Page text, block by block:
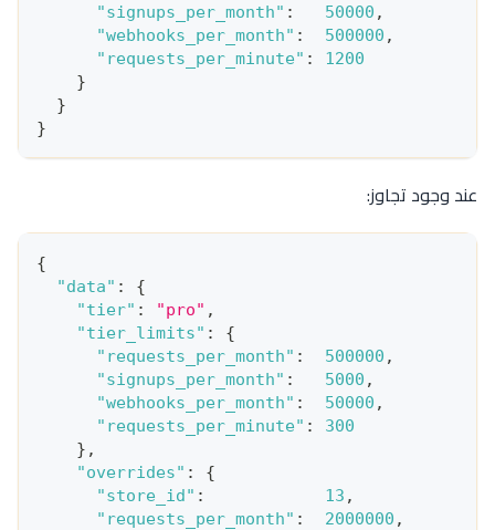
"signups_per_month" : 50000 ,
"webhooks_per_month" : 500000 ,
"requests_per_minute" :
1200
}
}
}
عند وجود تجاوز:
{
"data" :
{
"tier" : "pro" ,
"tier_limits" :
{
"requests_per_month" : 500000 ,
"signups_per_month" : 5000 ,
"webhooks_per_month" : 50000 ,
"requests_per_minute" :
300
} ,
"overrides" :
{
"store_id" : 13 ,
"requests_per_month" : 2000000 ,